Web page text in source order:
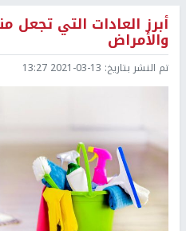
أبرز العادات التي تجعل
والأمراض
تم النشر بتاريخ: 2021-03-13 13:27